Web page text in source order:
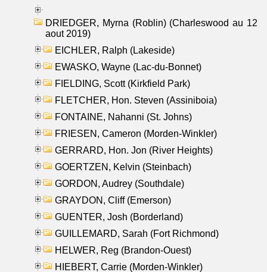
DRIEDGER, Myrna (Roblin) (Charleswood au 12
aout 2019)
EICHLER, Ralph (Lakeside)
EWASKO, Wayne (Lac-du-Bonnet)
FIELDING, Scott (Kirkfield Park)
FLETCHER, Hon. Steven (Assiniboia)
FONTAINE, Nahanni (St. Johns)
FRIESEN, Cameron (Morden-Winkler)
GERRARD, Hon. Jon (River Heights)
GOERTZEN, Kelvin (Steinbach)
GORDON, Audrey (Southdale)
GRAYDON, Cliff (Emerson)
GUENTER, Josh (Borderland)
GUILLEMARD, Sarah (Fort Richmond)
HELWER, Reg (Brandon-Ouest)
HIEBERT, Carrie (Morden-Winkler)